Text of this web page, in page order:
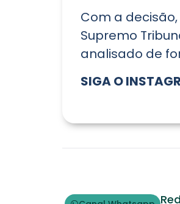
Com a
Supremo
analisado de
SIGA O